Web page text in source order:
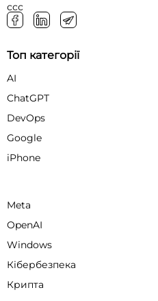
ссс
Топ категорії
AI
ChatGPT
DevOps
Google
iPhone
Meta
OpenAI
Windows
Кібербезпека
Крипта